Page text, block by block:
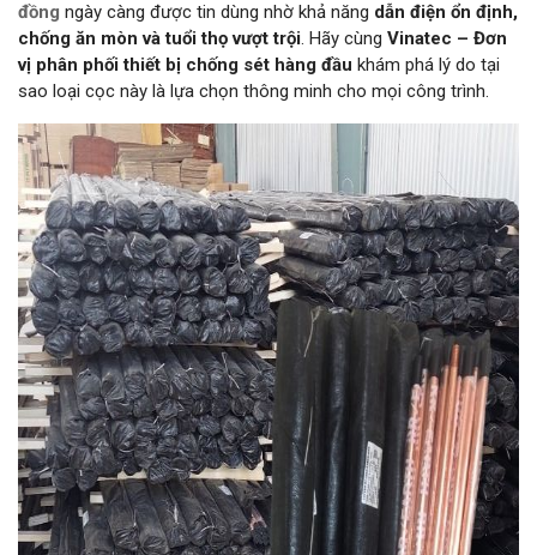
đồng ngày càng được tin dùng nhờ khả năng dẫn điện ổn định,
chống ăn mòn và tuổi thọ vượt trội. Hãy cùng Vinatec – Đơn
vị phân phối thiết bị chống sét hàng đầu khám phá lý do tại
sao loại cọc này là lựa chọn thông minh cho mọi công trình.